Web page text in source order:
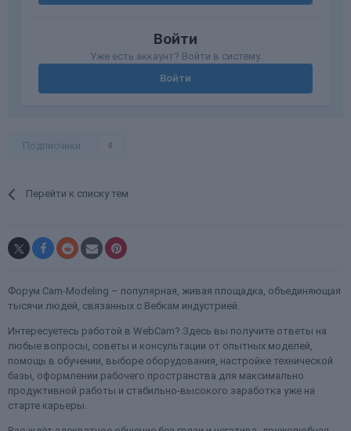
Войти
Уже есть аккаунт? Войти в систему.
Войти
Подписчики 0
Перейти к списку тем
Форум Cam-Modeling – популярная, живая площадка, объединяющая
тысячи людей, связанных с Вебкам индустрией.
Интересуетесь работой в WebCam? Здесь вы получите ответы на
любые вопросы, советы и консультации от опытных моделей,
помощь в обучении, выборе оборудования, настройке технической
базы, оформлении рабочего пространства для максимально
продуктивной работы и стабильно-высокого заработка уже на
старте карьеры.